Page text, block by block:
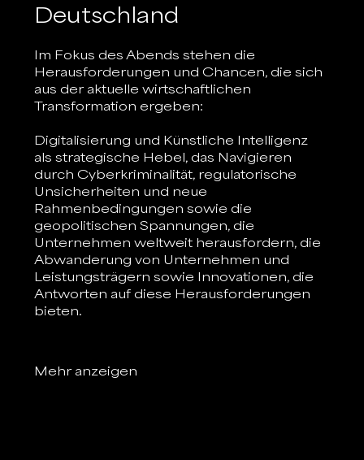
Deutschland
Im Fokus des Abends stehen die
Herausforderungen und Chancen, die sich
aus der aktuelle wirtschaftlichen
Transformation ergeben:
Digitalisierung und Künstliche Intelligenz
als strategische Hebel, das Navigieren
durch Cyberkriminalität, regulatorische
Unsicherheiten und neue
Rahmenbedingungen sowie die
geopolitischen Spannungen, die
Unternehmen weltweit herausfordern, die
Abwanderung von Unternehmen und
Leistungsträgern sowie Innovationen, die
Antworten auf diese Herausforderungen
bieten.
Mehr anzeigen